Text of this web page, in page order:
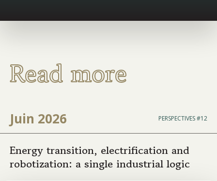
Read more
Juin 2026 PERSPECTIVES #12
Energy transition, electrification and
robotization: a single industrial logic